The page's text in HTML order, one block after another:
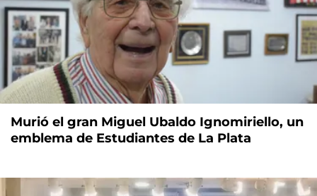
Murió el gran Miguel Ubaldo Ignomiriello, un
emblema de Estudiantes de La Plata